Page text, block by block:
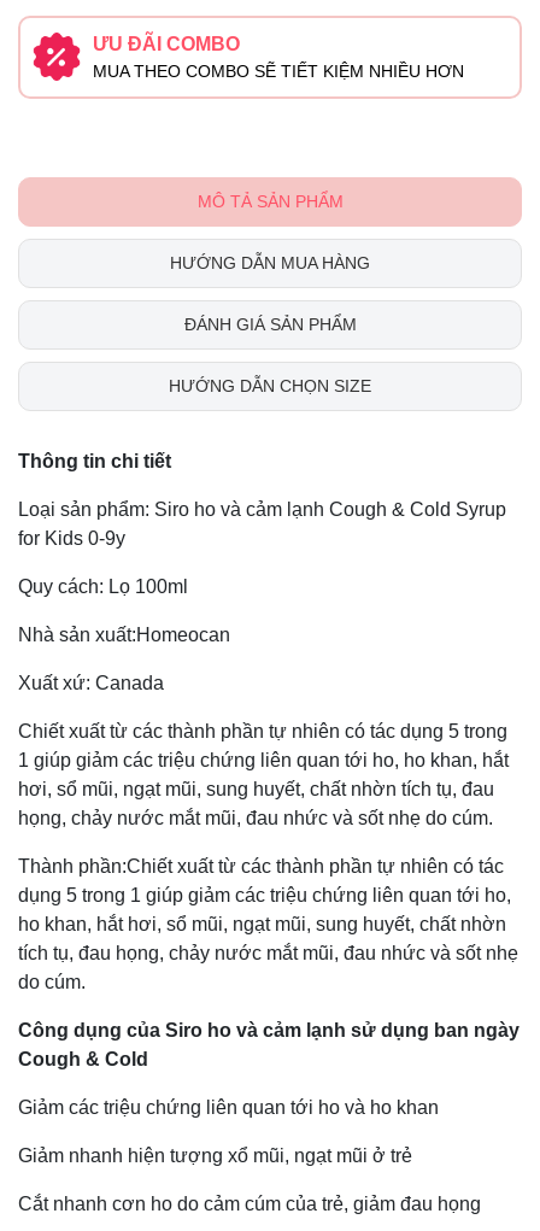
ƯU ĐÃI COMBO
MUA THEO COMBO SẼ TIẾT KIỆM NHIỀU HƠN
MÔ TẢ SẢN PHẨM
HƯỚNG DẪN MUA HÀNG
ĐÁNH GIÁ SẢN PHẨM
HƯỚNG DẪN CHỌN SIZE
Thông tin chi tiết
Loại sản phẩm: Siro ho và cảm lạnh Cough & Cold Syrup
for Kids 0-9y
Quy cách: Lọ 100ml
Nhà sản xuất:Homeocan
Xuất xứ: Canada
Chiết xuất từ các thành phần tự nhiên có tác dụng 5 trong
1 giúp giảm các triệu chứng liên quan tới ho, ho khan, hắt
hơi, sổ mũi, ngạt mũi, sung huyết, chất nhờn tích tụ, đau
họng, chảy nước mắt mũi, đau nhức và sốt nhẹ do cúm.
Thành phần:Chiết xuất từ các thành phần tự nhiên có tác
dụng 5 trong 1 giúp giảm các triệu chứng liên quan tới ho,
ho khan, hắt hơi, sổ mũi, ngạt mũi, sung huyết, chất nhờn
tích tụ, đau họng, chảy nước mắt mũi, đau nhức và sốt nhẹ
do cúm.
Công dụng của Siro ho và cảm lạnh sử dụng ban ngày
Cough & Cold
Giảm các triệu chứng liên quan tới ho và ho khan
Giảm nhanh hiện tượng xổ mũi, ngạt mũi ở trẻ
Cắt nhanh cơn ho do cảm cúm của trẻ, giảm đau họng